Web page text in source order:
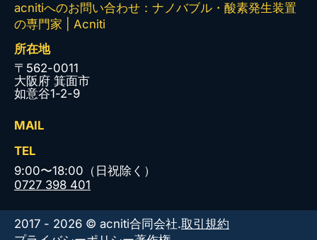
acnitiへのお問い合わせ：ナノバブル・酸素発生装置
の専門家 | Acniti
所在地
〒562-0011
大阪府 箕面市
如意谷1-2-9
MAIL
TEL
9:00〜18:00（日祝除く）
0727 398 401
2017 - 2026 © acniti合同会社.取引規約